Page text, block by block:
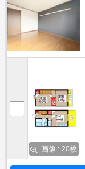
画像 : 20枚